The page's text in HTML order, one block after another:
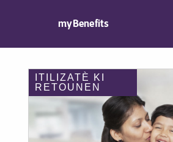
myBenefits
ITILIZATÈ KI
RETOUNEN